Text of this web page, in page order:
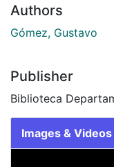
Authors
Gómez, Gustavo
Publisher
Biblioteca
Images & Videos